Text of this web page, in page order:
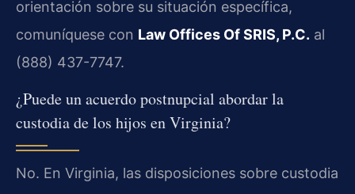
orientación sobre su situación específica,
comuníquese con Law Offices Of SRIS, P.C. al
(888) 437-7747.
¿Puede un acuerdo postnupcial abordar la
custodia de los hijos en Virginia?
No. En Virginia, las disposiciones sobre custodia